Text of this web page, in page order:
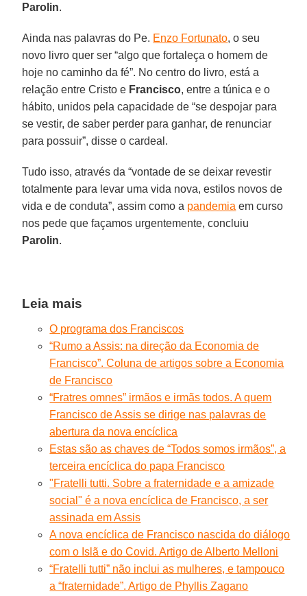
Parolin.
Ainda nas palavras do Pe. Enzo Fortunato, o seu
novo livro quer ser “algo que fortaleça o homem de
hoje no caminho da fé”. No centro do livro, está a
relação entre Cristo e Francisco, entre a túnica e o
hábito, unidos pela capacidade de “se despojar para
se vestir, de saber perder para ganhar, de renunciar
para possuir”, disse o cardeal.
Tudo isso, através da “vontade de se deixar revestir
totalmente para levar uma vida nova, estilos novos de
vida e de conduta”, assim como a pandemia em curso
nos pede que façamos urgentemente, concluiu
Parolin.
Leia mais
O programa dos Franciscos
“Rumo a Assis: na direção da Economia de
Francisco”. Coluna de artigos sobre a Economia
de Francisco
“Fratres omnes” irmãos e irmãs todos. A quem
Francisco de Assis se dirige nas palavras de
abertura da nova encíclica
Estas são as chaves de “Todos somos irmãos”, a
terceira encíclica do papa Francisco
"Fratelli tutti. Sobre a fraternidade e a amizade
social" é a nova encíclica de Francisco, a ser
assinada em Assis
A nova encíclica de Francisco nascida do diálogo
com o Islã e do Covid. Artigo de Alberto Melloni
“Fratelli tutti” não inclui as mulheres, e tampouco
a “fraternidade”. Artigo de Phyllis Zagano